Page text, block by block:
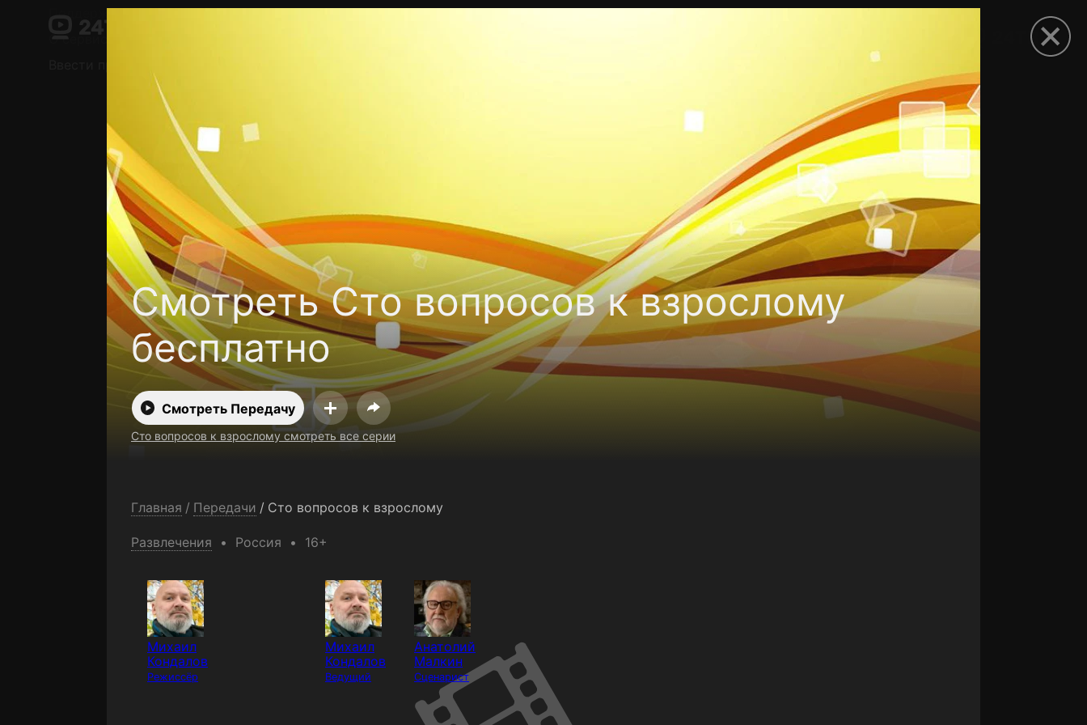
Смотреть Сто вопросов к взрослому
бесплатно
Смотреть Передачу
Сто вопросов к взрослому смотреть все серии
Главная / Передачи / Сто вопросов к взрослому
Развлечения Россия 16+
Михаил
Кондалов
Режиссёр
Михаил
Кондалов
Ведущий
Анатолий
Малкин
Сценарист
Поддержка:support@24h.tv